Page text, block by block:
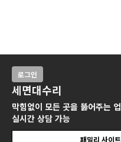
로그인
세면대수리
막힘없이 모든 곳을 뚫어주는
실시간 상담 가능
패밀리 사이트